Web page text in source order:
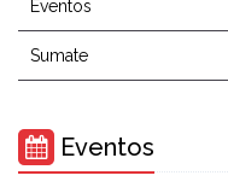
Eventos
Sumate
Eventos